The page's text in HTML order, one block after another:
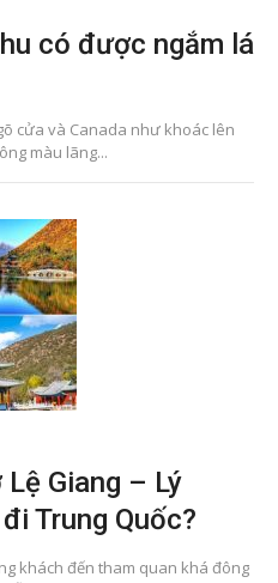
có được ngắm lá
cửa và Canada như khoác lên
màu lãng...
Giang – Lý
Trung Quốc?
khách đến tham quan khá đông